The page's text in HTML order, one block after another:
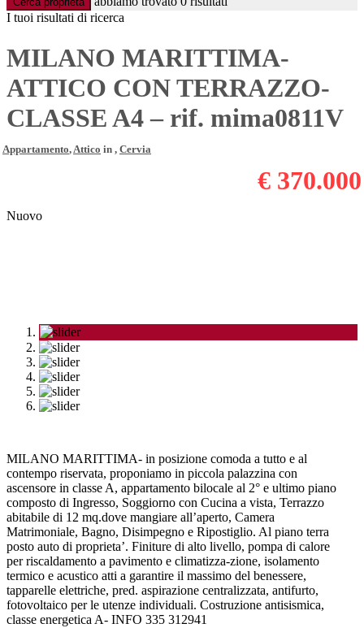
I tuoi risultati di ricerca
MILANO MARITTIMA-
ATTICO CON TERRAZZO-
CLASSE A4 – rif. mima0811V
Appartamento, Attico in , Cervia
€ 370.000
Nuovo
MILANO MARITTIMA- in posizione comoda a tutto e al
contempo riservata, proponiamo in piccola palazzina con
ascensore in classe A, appartamento bilocale al 2° e ultimo piano
composto di Ingresso, Soggiorno con Cucina a vista, Terrazzo
abitabile di 12 mq.dove mangiare all’aperto, Camera
Matrimoniale, Bagno, Disimpegno e Ripostiglio. Al piano terra
posto auto di proprieta’. Finiture di alto livello, pompa di calore
per riscaldamento a pavimento e climatizza-zione, isolamento
termico e acustico atti a garantire il massimo del benessere,
tapparelle elettriche, pred. aspirazione centralizzata, antifurto,
fotovoltaico per le utenze individuali. Costruzione antisismica,
classe energetica A- INFO 335 312941